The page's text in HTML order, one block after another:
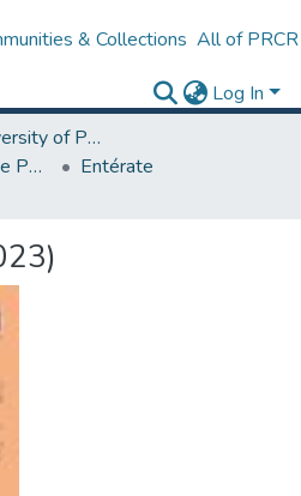
& Collections All of PRCR
Log In
Polytechnic University of Puerto Rico
Historical Archive of the Polytechnic University of Puerto Rico
Entérate